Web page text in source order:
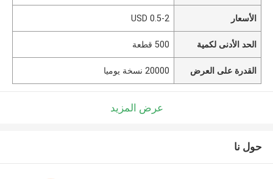
الأسعار 0.5-2 USD
الحد الأدنى لكمية 500 قطعة
القدرة على العرض 20000 نسخة يوميا
عرض المزيد
حول نا